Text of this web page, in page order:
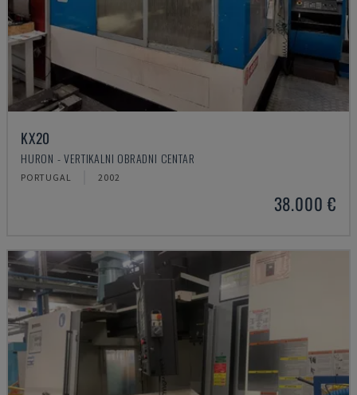
KX20
HURON - VERTIKALNI OBRADNI CENTAR
PORTUGAL 2002
38.000 €